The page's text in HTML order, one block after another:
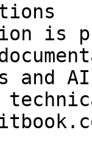
is
and